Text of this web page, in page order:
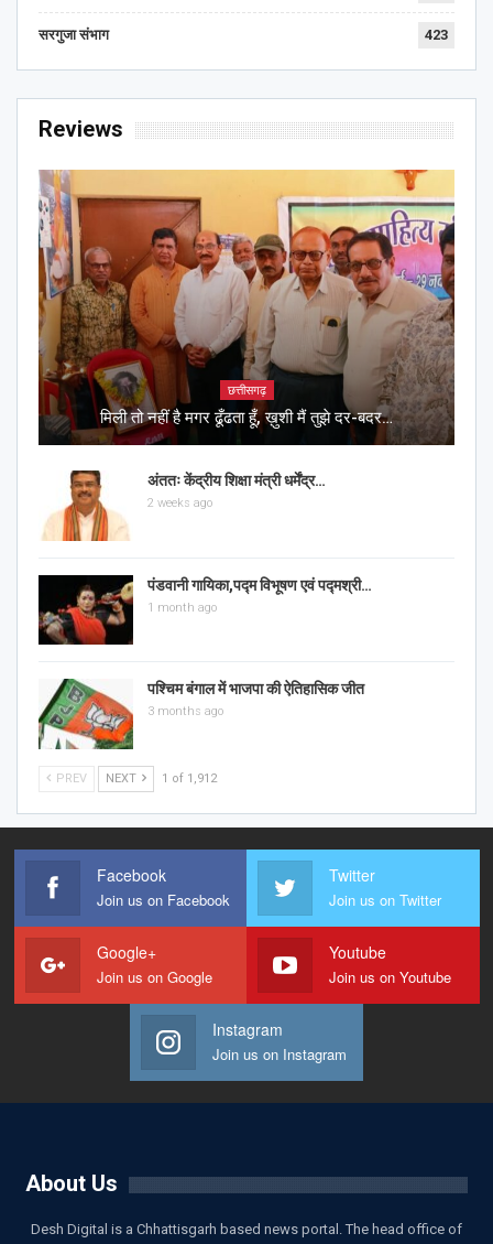
सरगुजा संभाग 423
Reviews
छत्तीसगढ़
मिली तो नहीं है मगर ढूँढता हूँ, ख़ुशी मैं तुझे दर-बदर…
अंततः केंद्रीय शिक्षा मंत्री धर्मेंद्र…
2 weeks ago
पंडवानी गायिका,पद्म विभूषण एवं पद्मश्री…
1 month ago
पश्चिम बंगाल में भाजपा की ऐतिहासिक जीत
3 months ago
PREV NEXT 1 of 1,912
Facebook
Join us on Facebook
Twitter
Join us on Twitter
Google+
Join us on Google
Youtube
Join us on Youtube
Instagram
Join us on Instagram
About Us
Desh Digital is a Chhattisgarh based news portal. The head office of